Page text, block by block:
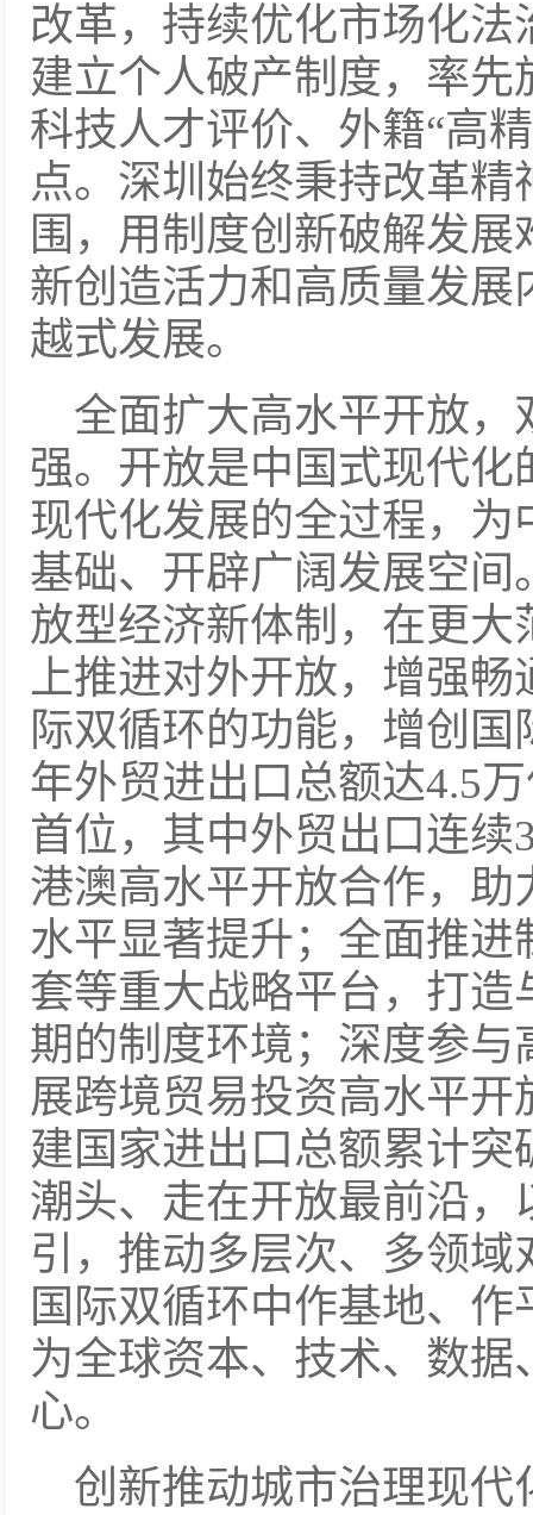
改革，持续优化市场化
建立个人破产制度，率
科技人才评价、外籍“高
点。深圳始终秉持改革
围，用制度创新破解发
新创造活力和高质量发
越式发展。
全面扩大高水平开放
强。开放是中国式现代
现代化发展的全过程，
基础、开辟广阔发展空
放型经济新体制，在更
上推进对外开放，增强
际双循环的功能，增创
年外贸进出口总额达4.5
首位，其中外贸出口连
港澳高水平开放合作，
水平显著提升；全面推
套等重大战略平台，打
期的制度环境；深度参与
展跨境贸易投资高水平开
建国家进出口总额累计
潮头、走在开放最前沿
引，推动多层次、多领
国际双循环中作基地、
为全球资本、技术、数
心。
创新推动城市治理现